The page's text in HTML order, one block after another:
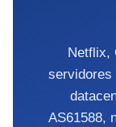
Netflix,
servidores
AS61588,